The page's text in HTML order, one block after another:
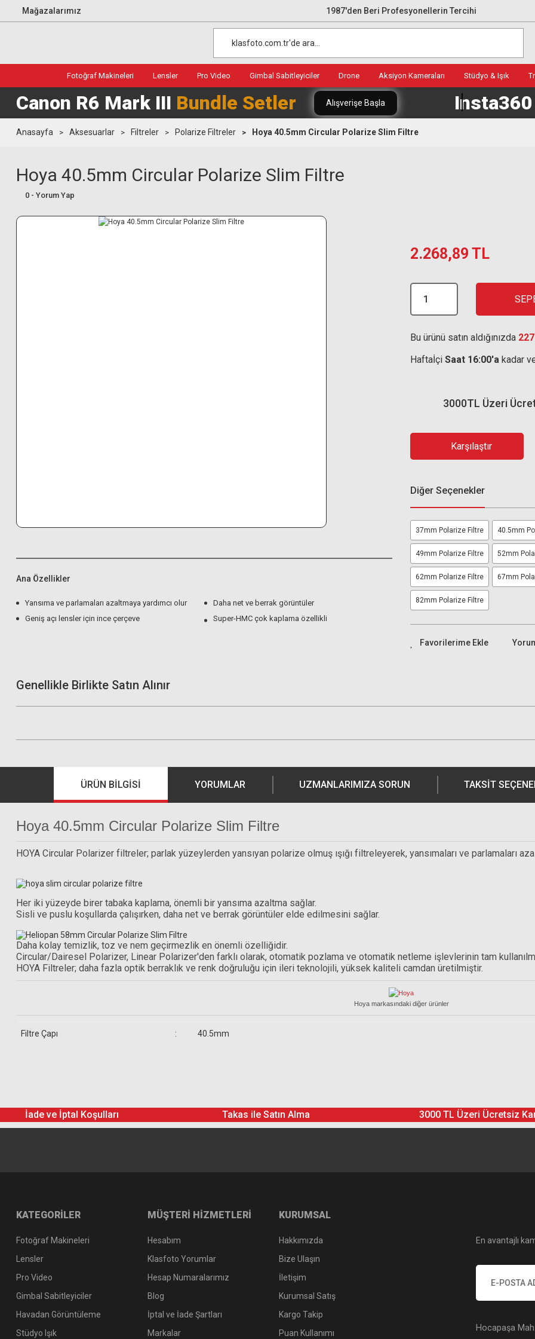
Mağazalarımız 1987'den Beri Profesyonellerin Tercihi
Fotoğraf Makineleri Lensler Pro Video Gimbal Sabitleyiciler Drone Aksiyon Kameraları Stüdyo & Işık
Canon R6 Mark III Bundle Setler Alışverişe Başla Insta360
Anasayfa Aksesuarlar Filtreler Polarize Filtreler Hoya 40.5mm Circular Polarize Slim Filtre
Hoya 40.5mm Circular Polarize Slim Filtre
0 - Yorum Yap
Ana Özellikler
Yansıma ve parlamaları azaltmaya yardımcı olur
Daha net ve berrak görüntüler
Geniş açı lensler için ince çerçeve
Super-HMC çok kaplama özellikli
2.268,89 TL
Bu ürünü satın aldığınızda
Haftaİçi Saat 16:00'a kadar
3000TL Üzeri
Karşılaştır
Diğer Seçenekler
37mm Polarize Filtre 40.5mm
49mm Polarize Filtre 52mm
62mm Polarize Filtre 67mm
82mm Polarize Filtre
Genellikle Birlikte Satın Alınır
Hoya 40.5mm HD Multi Coating Circular
3.605,93 TL
Hoya 40.5mm Dijital Filtre Seti 2 (ND-UV-Polarize)
ÜRÜN BILGISI YORUMLAR UZMANLARIMIZA SORUN TAKSIT
Hoya 40.5mm Circular Polarize Slim Filtre
HOYA Circular Polarizer filtreler; parlak yüzeylerden yansıyan polarize olmuş ışığı filtreleyerek, yansımaları ve parlamaları
Her iki yüzeyde birer tabaka kaplama, önemli bir yansıma azaltma sağlar.
Sisli ve puslu koşullarda çalışırken, daha net ve berrak görüntüler elde edilmesini sağlar.
Daha kolay temizlik, toz ve nem geçirmezlik en önemli özelliğidir.
Circular/Dairesel Polarizer, Linear Polarizer'den farklı olarak, otomatik pozlama ve otomatik netleme işlevlerinin tam
HOYA Filtreler; daha fazla optik berraklık ve renk doğruluğu için ileri teknolojili, yüksek kaliteli camdan üretilmiştir.
Hoya markasındaki diğer ürünler
Filtre Çapı : 40.5mm
İade ve İptal Koşulları Takas ile Satın Alma 3000 TL Üzeri Ücretsiz
KATEGORİLER
Fotoğraf Makineleri
Lensler
Pro Video
Gimbal Sabitleyiciler
Havadan Görüntüleme
Stüdyo Işık
MÜŞTERİ HİZMETLERİ
Hesabım
Klasfoto Yorumlar
Hesap Numaralarımız
Blog
İptal ve İade Şartları
Markalar
KURUMSAL
Hakkımızda
Bize Ulaşın
İletişim
Kurumsal Satış
Kargo Takip
Puan Kullanımı
En avantajlı
Hocapaşa